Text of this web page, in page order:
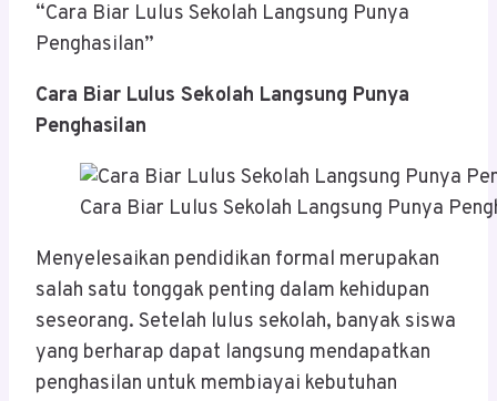
“Cara Biar Lulus Sekolah Langsung Punya
Penghasilan”
Cara Biar Lulus Sekolah Langsung Punya
Penghasilan
Cara Biar Lulus Sekolah Langsung Punya
Menyelesaikan pendidikan formal merupakan
salah satu tonggak penting dalam kehidupan
seseorang. Setelah lulus sekolah, banyak siswa
yang berharap dapat langsung mendapatkan
penghasilan untuk membiayai kebutuhan